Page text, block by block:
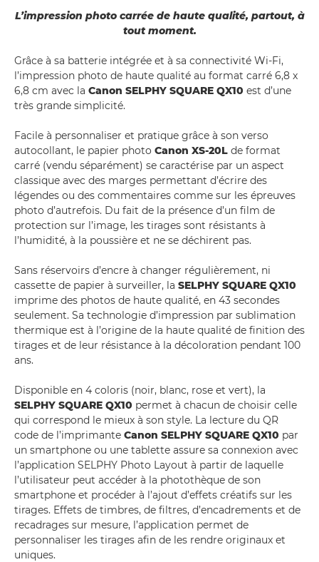
L’impression photo carrée de haute qualité, partout, à
tout moment.
Grâce à sa batterie intégrée et à sa connectivité Wi-Fi,
l’impression photo de haute qualité au format carré 6,8 x
6,8 cm avec la Canon SELPHY SQUARE QX10 est d’une
très grande simplicité.
Facile à personnaliser et pratique grâce à son verso
autocollant, le papier photo Canon XS-20L de format
carré (vendu séparément) se caractérise par un aspect
classique avec des marges permettant d’écrire des
légendes ou des commentaires comme sur les épreuves
photo d’autrefois. Du fait de la présence d’un film de
protection sur l’image, les tirages sont résistants à
l’humidité, à la poussière et ne se déchirent pas.
Sans réservoirs d’encre à changer régulièrement, ni
cassette de papier à surveiller, la SELPHY SQUARE QX10
imprime des photos de haute qualité, en 43 secondes
seulement. Sa technologie d’impression par sublimation
thermique est à l’origine de la haute qualité de finition des
tirages et de leur résistance à la décoloration pendant 100
ans.
Disponible en 4 coloris (noir, blanc, rose et vert), la
SELPHY SQUARE QX10 permet à chacun de choisir celle
qui correspond le mieux à son style. La lecture du QR
code de l’imprimante Canon SELPHY SQUARE QX10 par
un smartphone ou une tablette assure sa connexion avec
l’application SELPHY Photo Layout à partir de laquelle
l’utilisateur peut accéder à la photothèque de son
smartphone et procéder à l’ajout d’effets créatifs sur les
tirages. Effets de timbres, de filtres, d’encadrements et de
recadrages sur mesure, l’application permet de
personnaliser les tirages afin de les rendre originaux et
uniques.